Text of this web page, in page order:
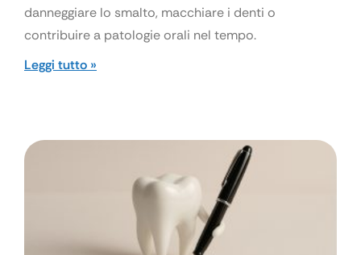
danneggiare lo smalto, macchiare i denti o
contribuire a patologie orali nel tempo.
Leggi tutto »